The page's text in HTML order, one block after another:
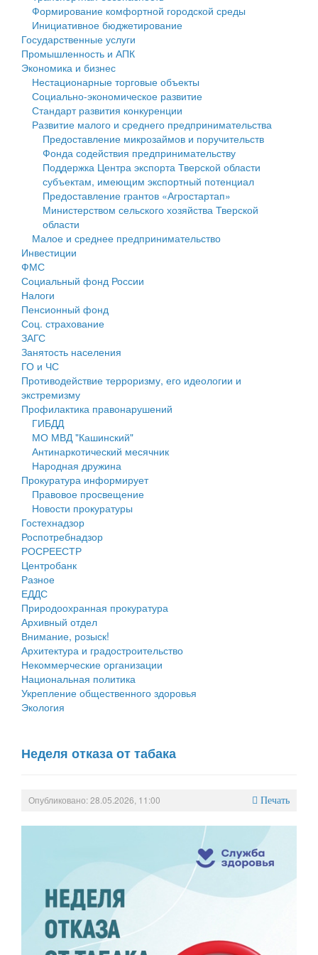
Государственные услуги
Промышленность и АПК
Экономика и бизнес
Символика
Устав
Гостям округа
Туризм
Культура
Образование
Здравоохранение
Социальная защита
Фотоальбом
муниципального округа Тверской области
Администрация Кашинского муниципального округа
Тверской области
Управление сельскими территориями
Открытые данные
Работа с обращениями граждан
Муниципальный контроль
Муниципальные услуги
Проекты административных регламентов
Антимонопольный комплаенс
Противодействие коррупции
Финансовое управление
Бюджет для граждан
Имущество
Выявление правообладателей ранее учтенных
объектов недвижимости
Имущественная поддержка субъектов малого и
среднего предпринимательства
Информационная поддержка субъектов малого и
среднего предпринимательства
Муниципальные программы
Контрольно-счетная палата
Персональные данные
Оценка регулирующего воздействия
Деятельность МУ
Нормативы градостроительного проектирования
Правила землепользования и застройки
Генеральные планы
Проекты планировки территории
Собрание депутатов
Городское поселение
Сельские поселения
Формирование комфортной городской среды
Инициативное бюджетирование
Государственные услуги
Промышленность и АПК
Экономика и бизнес
Нестационарные торговые объекты
Социально-экономическое развитие
Стандарт развития конкуренции
Развитие малого и среднего предпринимательства
Предоставление микрозаймов и поручительств
Фонда содействия предпринимательству
Поддержка Центра экспорта Тверской области
субъектам, имеющим экспортный потенциал
Предоставление грантов «Агростартап»
Министерством сельского хозяйства Тверской
области
Малое и среднее предпринимательство
Инвестиции
ФМС
Социальный фонд России
Налоги
Пенсионный фонд
Соц. страхование
ЗАГС
Занятость населения
ГО и ЧС
Противодействие терроризму, его идеологии и
экстремизму
Профилактика правонарушений
ГИБДД
МО МВД "Кашинский"
Антинаркотический месячник
Народная дружина
Прокуратура информирует
Правовое просвещение
Новости прокуратуры
Гостехнадзор
Роспотребнадзор
РОСРЕЕСТР
Центробанк
Разное
ЕДДС
Природоохранная прокуратура
Архивный отдел
Внимание, розыск!
Архитектура и градостроительство
Некоммерческие организации
Национальная политика
Укрепление общественного здоровья
Экология
Неделя отказа от табака
Опубликовано: 28.05.2026, 11:00 Печать